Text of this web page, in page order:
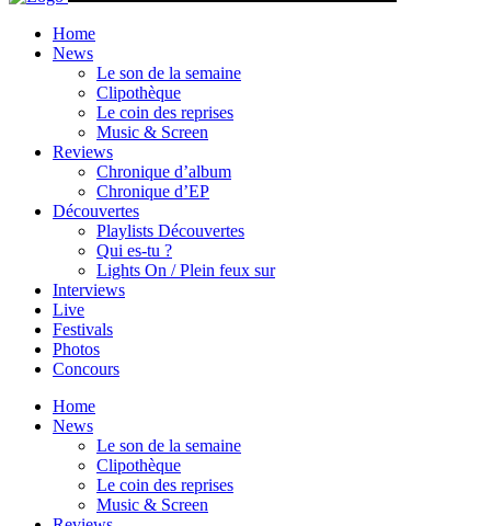
Home
News
Le son de la semaine
Clipothèque
Le coin des reprises
Music & Screen
Reviews
Chronique d’album
Chronique d’EP
Découvertes
Playlists Découvertes
Qui es-tu ?
Lights On / Plein feux sur
Interviews
Live
Festivals
Photos
Concours
Home
News
Le son de la semaine
Clipothèque
Le coin des reprises
Music & Screen